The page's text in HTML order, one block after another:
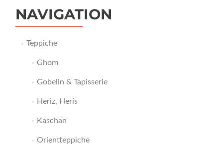
NAVIGATION
Teppiche
Ghom
Gobelin & Tapisserie
Heriz, Heris
Kaschan
Orientteppiche